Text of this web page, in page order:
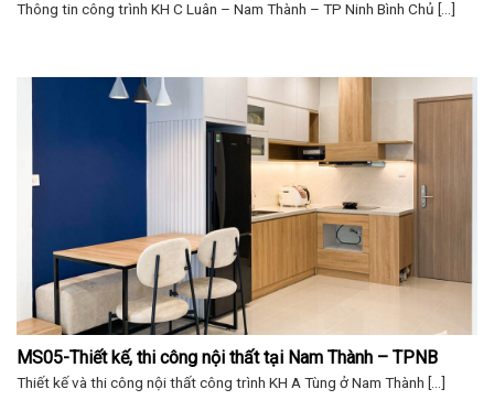
Thông tin công trình KH C Luân – Nam Thành – TP Ninh Bình Chủ [...]
MS05-Thiết kế, thi công nội thất tại Nam Thành – TPNB
Thiết kế và thi công nội thất công trình KH A Tùng ở Nam Thành [...]